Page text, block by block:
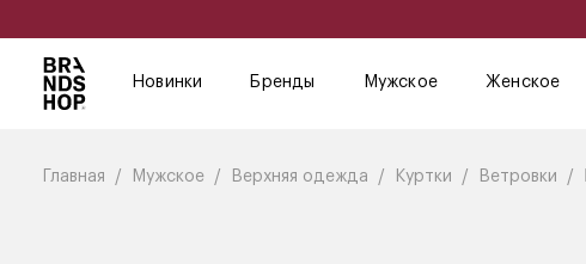
Новинки Бренды Мужское Женское
Главная Мужское Верхняя одежда Куртки Ветровки